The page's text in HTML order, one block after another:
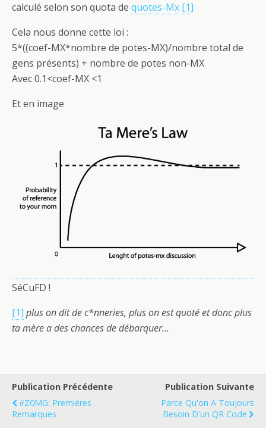
calculé selon son quota de quotes-Mx [1]
Cela nous donne cette loi :
5*((coef-MX*nombre de potes-MX)/nombre total de
gens présents) + nombre de potes non-MX
Avec 0.1<coef-MX <1
Et en image
SéCuFD !
[1] plus on dit de c*nneries, plus on est quoté et donc plus
ta mère a des chances de débarquer…
Publication Précédente
#Z0MG: Premières
Remarques
Publication Suivante
Parce Qu'on A Toujours
Besoin D'un QR Code